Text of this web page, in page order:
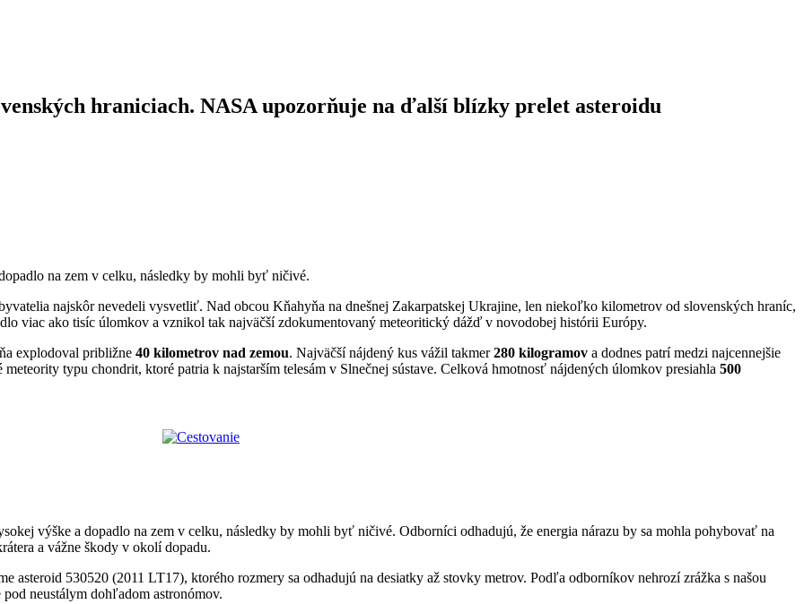
hraniciach. NASA upozorňuje na ďalší blízky prelet asteroidu
na zem v celku, následky by mohli byť ničivé.
najskôr nevedeli vysvetliť. Nad obcou Kňahyňa na dnešnej Zakarpatskej Ukrajine, len niekoľko kilometrov od slovenských hraníc,
viac ako tisíc úlomkov a vznikol tak najväčší zdokumentovaný meteoritický dážď v novodobej histórii Európy.
explodoval približne 40 kilometrov nad zemou. Najväčší nájdený kus vážil takmer280 kilogramov a dodnes patrí medzi najcennejšie
typu chondrit, ktoré patria k najstarším telesám v Slnečnej sústave. Celková hmotnosť nájdených úlomkov presiahla 500
výške a dopadlo na zem v celku, následky by mohli byť ničivé. Odborníci odhadujú, že energia nárazu by sa mohla pohybovať na
a vážne škody v okolí dopadu.
asteroid 530520 (2011 LT17), ktorého rozmery sa odhadujú na desiatky až stovky metrov. Podľa odborníkov nehrozí zrážka s našou
neustálym dohľadom astronómov.